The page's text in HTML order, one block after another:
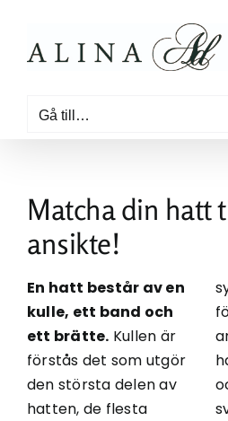
innehållet
Gå till…
Matcha din hatt
ansikte!
En hatt består av en
kulle, ett band och
ett brätte. Kullen är
förstås det som utgör
den största delen av
hatten, de flesta